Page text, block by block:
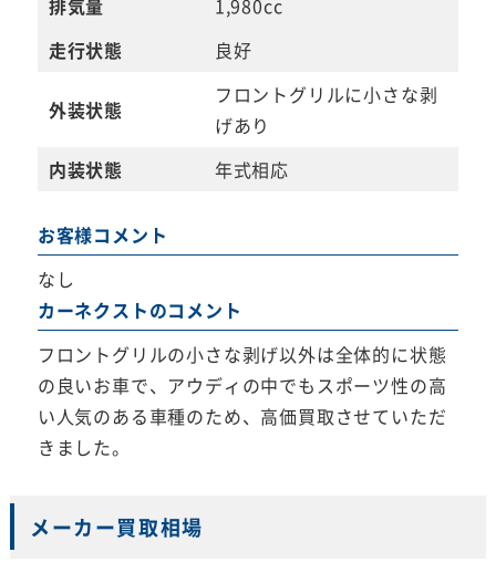
走行状態
良好
外装状態
フロントグリルに小さな剥
げあり
内装状態
年式相応
お客様コメント
なし
カーネクストのコメント
フロントグリルの小さな剥げ以外は全体的に状態
の良いお車で、アウディの中でもスポーツ性の高
い人気のある車種のため、高価買取させていただ
きました。
メーカー買取相場